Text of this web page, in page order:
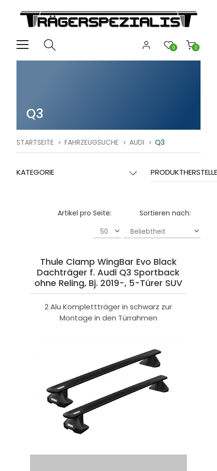
0
0
Q3
STARTSEITE FAHRZEUGSUCHE AUDI Q3
KATEGORIE
Sortieren nach:
Artikel pro Seite:
Thule Clamp WingBar Evo Black
Dachträger f. Audi Q3 Sportback
ohne Reling, Bj. 2019-, 5-Türer SUV
2 Alu Komplettträger in schwarz zur
Montage in den Türrahmen